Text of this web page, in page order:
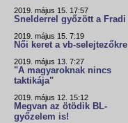
2019. május 15. 17:57
Snelderrel győzött a Fradi
2019. május 15. 7:19
Női keret a vb-selejtezőkre
2019. május 13. 7:27
"A magyaroknak nincs
taktikája"
2019. május 12. 15:12
Megvan az ötödik BL-
győzelem is!